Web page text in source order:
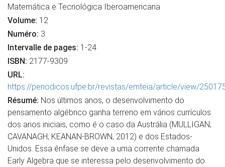
Matemática e Tecnológica Iberoamericana
Volume: 12
Numéro: 3
Intervalle de pages: 1-24
ISBN: 2177-9309
URL:
https://periodicos.ufpe.br/revistas/emteia/article/view/
Résumé: Nos últimos anos, o desenvolvimento do
pensamento algébrico ganha terreno em vários currículos
dos anos iniciais, como é o caso da Austrália (MULLIGAN;
CAVANAGH; KEANAN-BROWN, 2012) e dos Estados-
Unidos. Essa ênfase se deve a uma corrente chamada
Early Algebra que se interessa pelo desenvolvimento do